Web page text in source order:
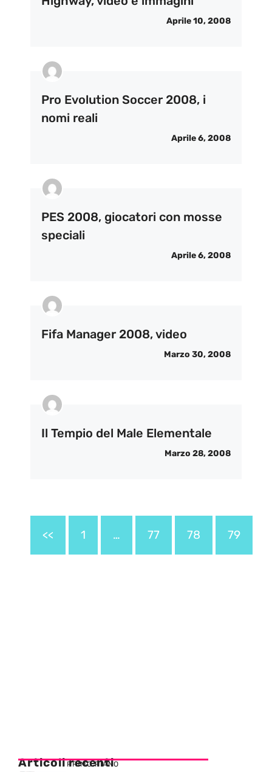
Aprile 10, 2008
Pro Evolution Soccer 2008, i
nomi reali
Aprile 6, 2008
PES 2008, giocatori con mosse
speciali
Aprile 6, 2008
Fifa Manager 2008, video
Marzo 30, 2008
Il Tempio del Male Elementale
Marzo 28, 2008
<< 1 … 77 78 79
Articoli recenti
PRIMO PIANO